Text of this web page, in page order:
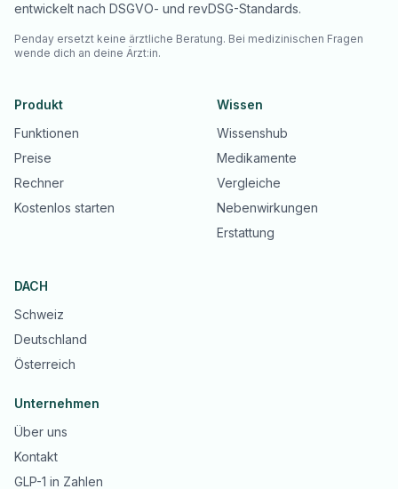
entwickelt nach DSGVO- und revDSG-Standards.
Penday ersetzt keine ärztliche Beratung. Bei medizinischen Fragen
wende dich an deine Ärzt:in.
Produkt
Funktionen
Preise
Rechner
Kostenlos starten
Wissen
Wissenshub
Medikamente
Vergleiche
Nebenwirkungen
Erstattung
DACH
Schweiz
Deutschland
Österreich
Unternehmen
Über uns
Kontakt
GLP-1 in Zahlen